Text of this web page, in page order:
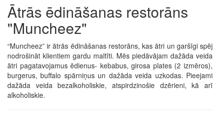
Ātrās ēdināšanas restorāns
"Muncheez"
“Muncheez” ir ātrās ēdināšanas restorāns, kas ātri un garšīgi spēj
nodrošināt klientiem gardu maltīti. Mēs piedāvājam dažāda veida
ātri pagatavojamus ēdienus- kebabus, girosa plates (2 izmēros),
burgerus, buffalo spārniņus un dažāda veida uzkodas. Pieejami
dažāda veida bezalkoholiskie, atspirdzinošie dzērieni, kā arī
alkoholiskie.